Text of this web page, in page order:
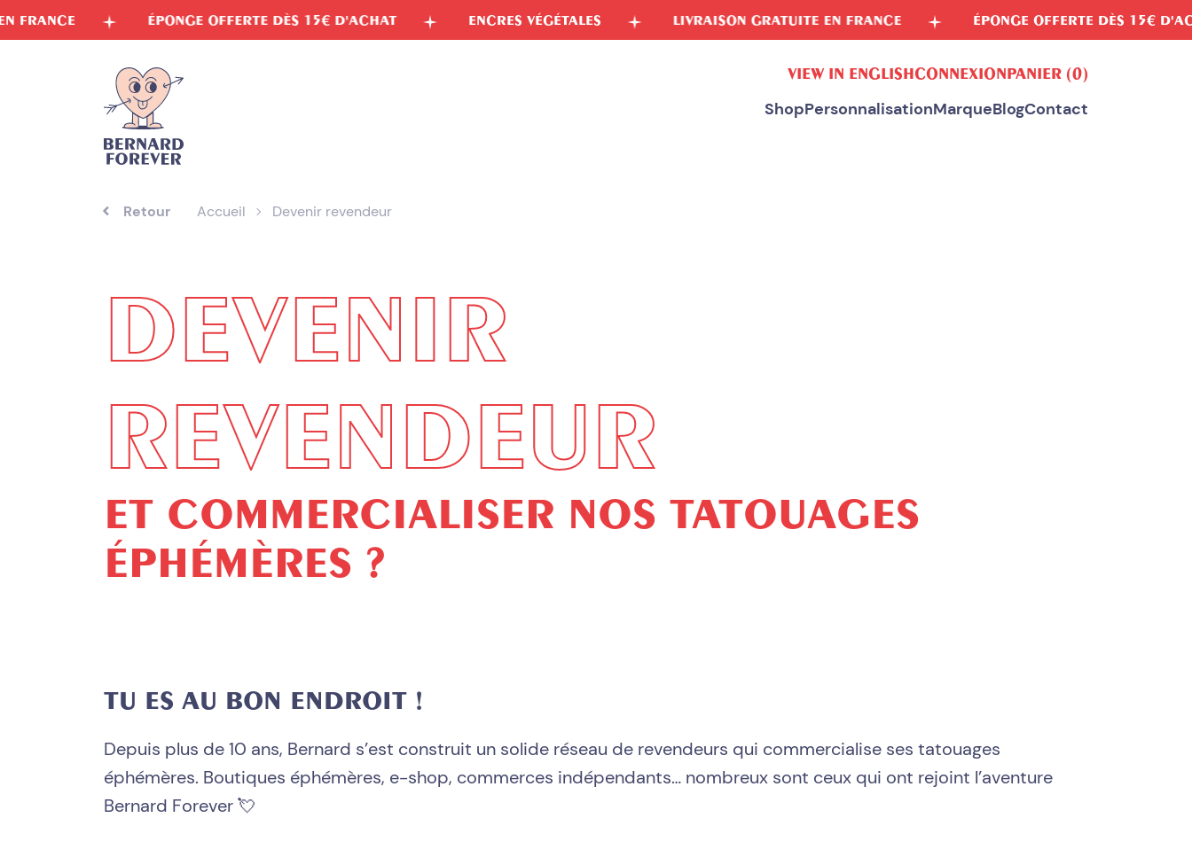
ÉPONGE OFFERTE DÈS 15€ D'ACHAT ENCRES VÉGÉTALES LIVRAISON GRATUITE EN FRANCE ÉPONGE OFFERTE DÈS 15€ D'ACHAT
VIEW IN ENGLISHCONNEXIONPANIER (0)
Shop
TOUS NOS TATOUAGES ÉPHÉMÈRES
Personnalisation
CONFIGUREZ VOTRE TATOUAGE
MarqueBlogContact
Aller
au
Retour Accueil Devenir revendeur
DEVENIR
REVENDEUR
ET COMMERCIALISER NOS TATOUAGES
ÉPHÉMÈRES ?
TU ES AU BON ENDROIT !
Depuis plus de 10 ans, Bernard s’est construit un solide réseau de revendeurs qui commercialise ses tatouages
éphémères. Boutiques éphémères, e-shop, commerces indépendants… nombreux sont ceux qui ont rejoint l’aventure
Bernard Forever 💘